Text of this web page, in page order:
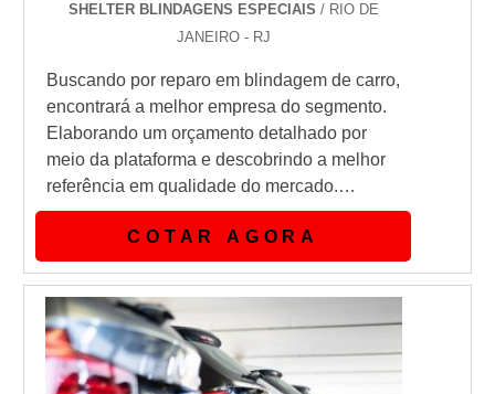
SHELTER BLINDAGENS ESPECIAIS / RIO DE
JANEIRO - RJ
Buscando por reparo em blindagem de carro,
encontrará a melhor empresa do segmento.
Elaborando um orçamento detalhado por
meio da plataforma e descobrindo a melhor
referência em qualidade do mercado.
Quando a temática é reparo em blindagem
de carro, na Shelter Blindagens conseguirá
proteção com pagamento
acessível.DIFERENCIAIS dE REPARO EM
BLINDAGEM DE CARROHá muitas
maneiras eficientes de demonstrar
competência e excelência em sua área...
COTAR AGORA